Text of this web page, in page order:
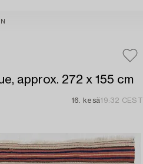
approx. 272 x 155 cm
16. kesä19:32 CEST